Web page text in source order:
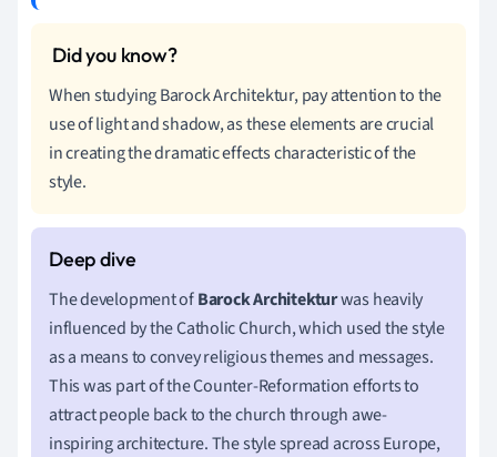
When studying Barock Architektur, pay attention to the
use of light and shadow, as these elements are crucial
in creating the dramatic effects characteristic of the
style.
The development ofBarock Architekturwas heavily
influenced by the Catholic Church, which used the style
as a means to convey religious themes and messages.
This was part of the Counter-Reformation efforts to
attract people back to the church through awe-
inspiring architecture. The style spread across Europe,